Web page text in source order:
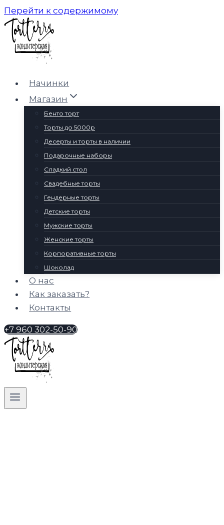
Перейти к содержимому
Начинки
Магазин
Бенто торт
Торты до 5000р
Десерты и торты в наличии
Подарочные наборы
Сладкий стол
Свадебные торты
Гендерные торты
Детские торты
Мужские торты
Женские торты
Корпоративные торты
Шоколад
О нас
Как заказать?
Контакты
+7 960 302-50-90